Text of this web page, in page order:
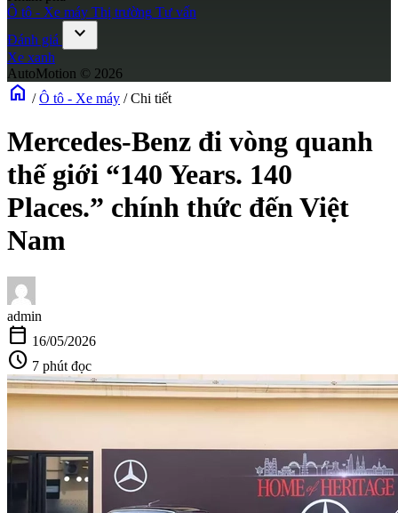
Ô tô - Xe máy Thị trường Tư vấn
Đánh giá
expand_more
Xe xanh
AutoMotion © 2026
home / Ô tô - Xe máy / Chi tiết
Mercedes-Benz đi vòng quanh
thế giới “140 Years. 140
Places.” chính thức đến Việt
Nam
admin
calendar_today 16/05/2026
schedule 7 phút đọc